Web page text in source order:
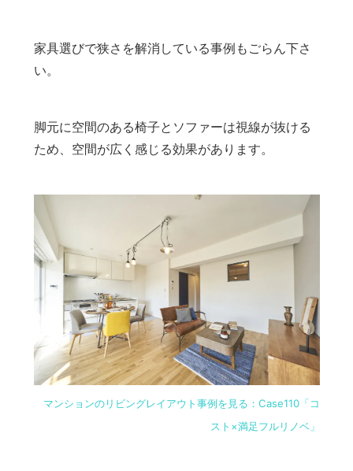
家具選びで狭さを解消している事例もごらん下さ
い。
脚元に空間のある椅子とソファーは視線が抜ける
ため、空間が広く感じる効果があります。
マンションのリビングレイアウト事例を見る：Case110「コ
スト×満足フルリノベ」